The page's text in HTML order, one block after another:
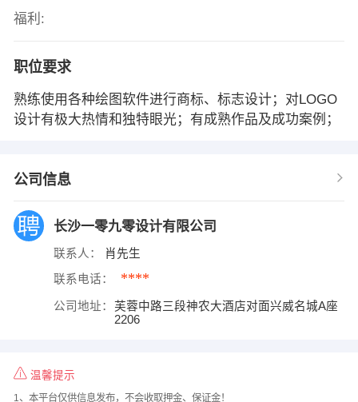
福利:
职位要求
熟练使用各种绘图软件进行商标、标志设计；对LOGO
设计有极大热情和独特眼光；有成熟作品及成功案例；
公司信息
长沙一零九零设计有限公司
联系人： 肖先生
联系电话： ****
公司地址：
芙蓉中路三段神农大酒店对面兴威名城A座
2206
温馨提示
1、本平台仅供信息发布，不会收取押金、保证金！